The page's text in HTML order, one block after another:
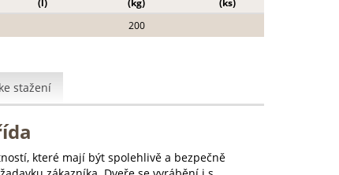
(l) (kg)
(ks)
200
stažení
které mají být spolehlivě a bezpečně